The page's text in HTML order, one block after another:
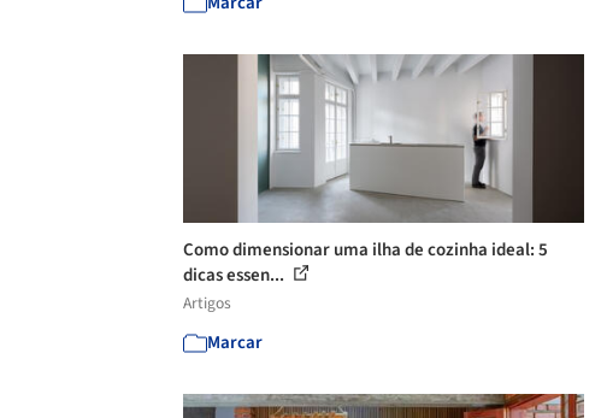
Como dimensionar uma ilha de cozinha ideal: 5
dicas essen...
Artigos
Marcar